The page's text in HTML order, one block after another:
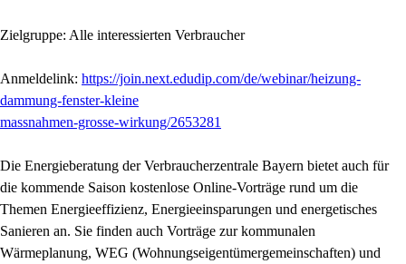
Zielgruppe: Alle interessierten Verbraucher
Anmeldelink: https://join.next.edudip.com/de/webinar/heizung-
dammung-fenster-kleine
massnahmen-grosse-wirkung/2653281
Die Energieberatung der Verbraucherzentrale Bayern bietet auch für
die kommende Saison kostenlose Online-Vorträge rund um die
Themen Energieeffizienz, Energieeinsparungen und energetisches
Sanieren an. Sie finden auch Vorträge zur kommunalen
Wärmeplanung, WEG (Wohnungseigentümergemeinschaften) und